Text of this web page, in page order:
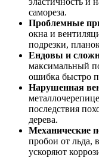
самореза.
Проблемные
окна и
подрезки,
Ендовы и
максимальный
ошибка быстро
Нарушенная
последствия
дерева.
Механические
пробои от льда,
ускоряют